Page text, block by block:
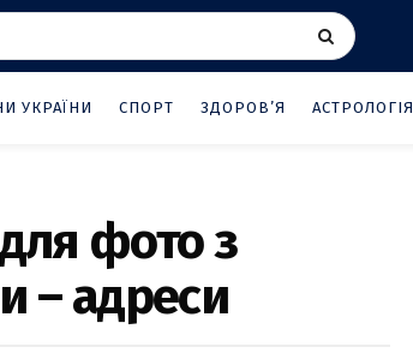
УКРАЇНИ СПОРТ ЗДОРОВ’Я АСТРОЛОГІЯ
для фото з
– адреси